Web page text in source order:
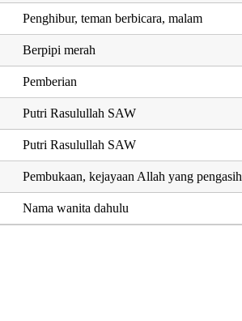
Penghibur, teman berbicara, malam
Berpipi merah
Pemberian
Putri Rasulullah SAW
Putri Rasulullah SAW
Pembukaan, kejayaan Allah yang pengasih
Nama wanita dahulu